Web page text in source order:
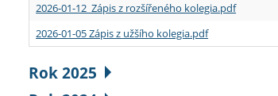
2026-01-12 Zápis z rozšířeného kolegia.pdf
2026-01-05 Zápis z užšího kolegia.pdf
Rok 2025